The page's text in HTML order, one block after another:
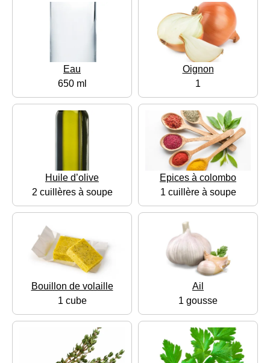
Eau
650 ml
Oignon
1
Huile d’olive
2 cuillères à soupe
Epices à colombo
1 cuillère à soupe
Bouillon de volaille
1 cube
Ail
1 gousse